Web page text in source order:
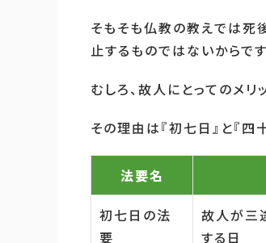
そもそも仏教の教えでは死
止するものではないからです
むしろ、故人にとってのメリ
その理由は『初七日』と『
法要名
初七日の法
要
故人が三
する日